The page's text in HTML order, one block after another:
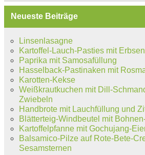
Neueste Beiträge
Linsenlasagne
Kartoffel-Lauch-Pasties mit
Paprika mit Samosafüllung
Hasselback-Pastinaken mit
Karotten-Kekse
Weißkrautkuchen mit Dill-
Zwiebeln
Handbrote mit Lauchfüllung und
Blätterteig-Windbeutel mit
Kartoffelpfanne mit Gochujang-
Balsamico-Pilze auf Rote-Bete-
Sesamsternen